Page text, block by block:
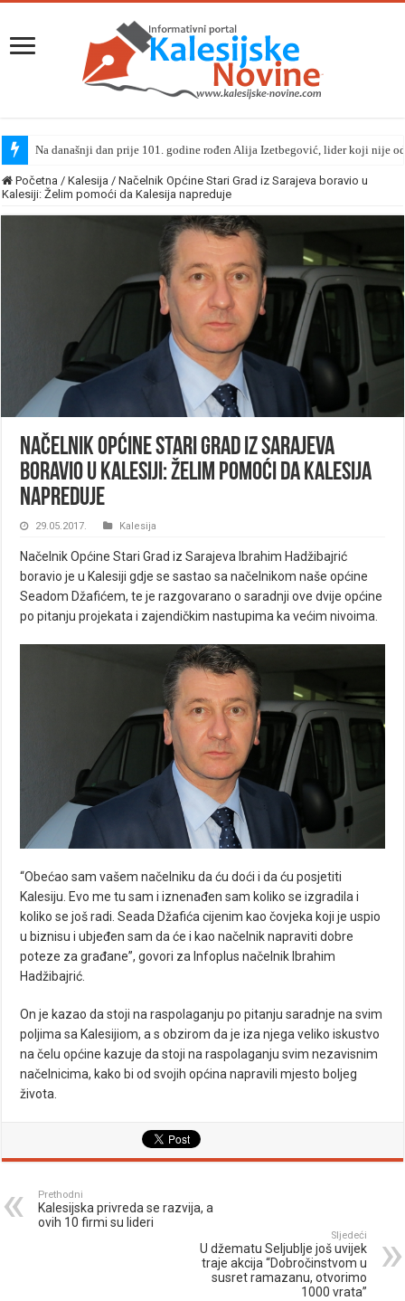
Na današnji dan prije 101. godine rođen Alija Izetbegović, lider koji nije
Početna / Kalesija / Načelnik Općine Stari Grad iz Sarajeva boravio u
Kalesiji: Želim pomoći da Kalesija napreduje
Načelnik Općine Stari Grad iz Sarajeva
boravio u Kalesiji: Želim pomoći da Kalesija
napreduje
29.05.2017. Kalesija
Načelnik Općine Stari Grad iz Sarajeva Ibrahim Hadžibajrić
boravio je u Kalesiji gdje se sastao sa načelnikom naše općine
Seadom Džafićem, te je razgovarano o saradnji ove dvije općine
po pitanju projekata i zajendičkim nastupima ka većim nivoima.
“Obećao sam vašem načelniku da ću doći i da ću posjetiti
Kalesiju. Evo me tu sam i iznenađen sam koliko se izgradila i
koliko se još radi. Seada Džafića cijenim kao čovjeka koji je uspio
u biznisu i ubjeđen sam da će i kao načelnik napraviti dobre
poteze za građane”, govori za Infoplus načelnik Ibrahim
Hadžibajrić.
On je kazao da stoji na raspolaganju po pitanju saradnje na svim
poljima sa Kalesijiom, a s obzirom da je iza njega veliko iskustvo
na čelu općine kazuje da stoji na raspolaganju svim nezavisnim
načelnicima, kako bi od svojih općina napravili mjesto boljeg
života.
Prethodni
Kalesijska privreda se razvija, a
ovih 10 firmi su lideri
Sljedeći
U džematu Seljublje još uvijek
traje akcija “Dobročinstvom u
susret ramazanu, otvorimo
1000 vrata”